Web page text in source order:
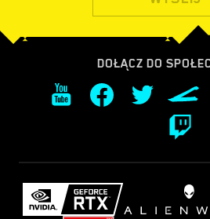
DOŁĄCZ DO